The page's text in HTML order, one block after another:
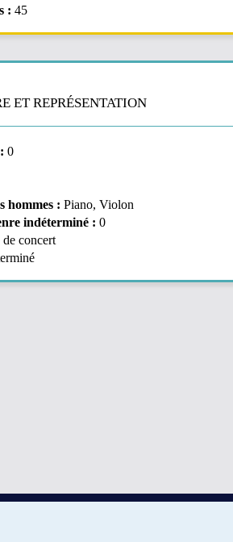
: 45
ET REPRÉSENTATION
0
hommes : Piano, Violon
indéterminé : 0
de concert